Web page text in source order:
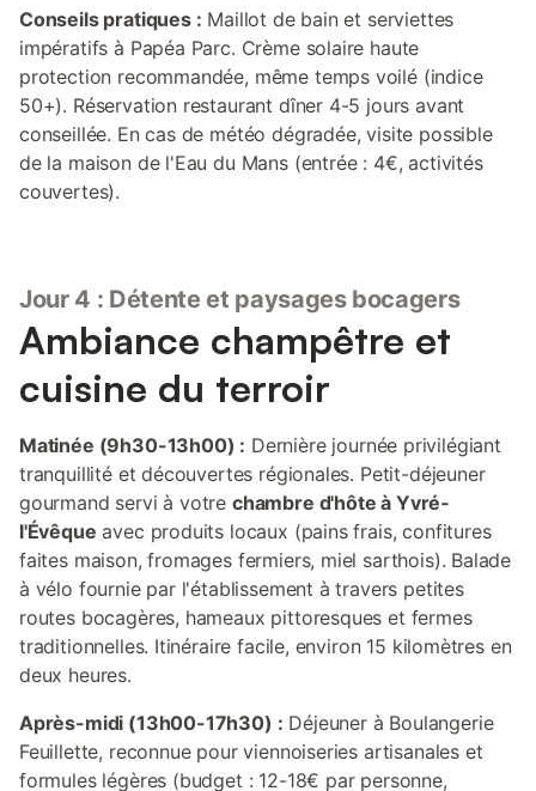
Conseils pratiques : Maillot de bain et serviettes
impératifs à Papéa Parc. Crème solaire haute
protection recommandée, même temps voilé (indice
50+). Réservation restaurant dîner 4-5 jours avant
conseillée. En cas de météo dégradée, visite possible
de la maison de l'Eau du Mans (entrée : 4€, activités
couvertes).
Jour 4 : Détente et paysages bocagers
Ambiance champêtre et
cuisine du terroir
Matinée (9h30-13h00) : Dernière journée privilégiant
tranquillité et découvertes régionales. Petit-déjeuner
gourmand servi à votre chambre d'hôte à Yvré-
l'Évêque avec produits locaux (pains frais, confitures
faites maison, fromages fermiers, miel sarthois). Balade
à vélo fournie par l'établissement à travers petites
routes bocagères, hameaux pittoresques et fermes
traditionnelles. Itinéraire facile, environ 15 kilomètres en
deux heures.
Après-midi (13h00-17h30) : Déjeuner à Boulangerie
Feuillette, reconnue pour viennoiseries artisanales et
formules légères (budget : 12-18€ par personne,